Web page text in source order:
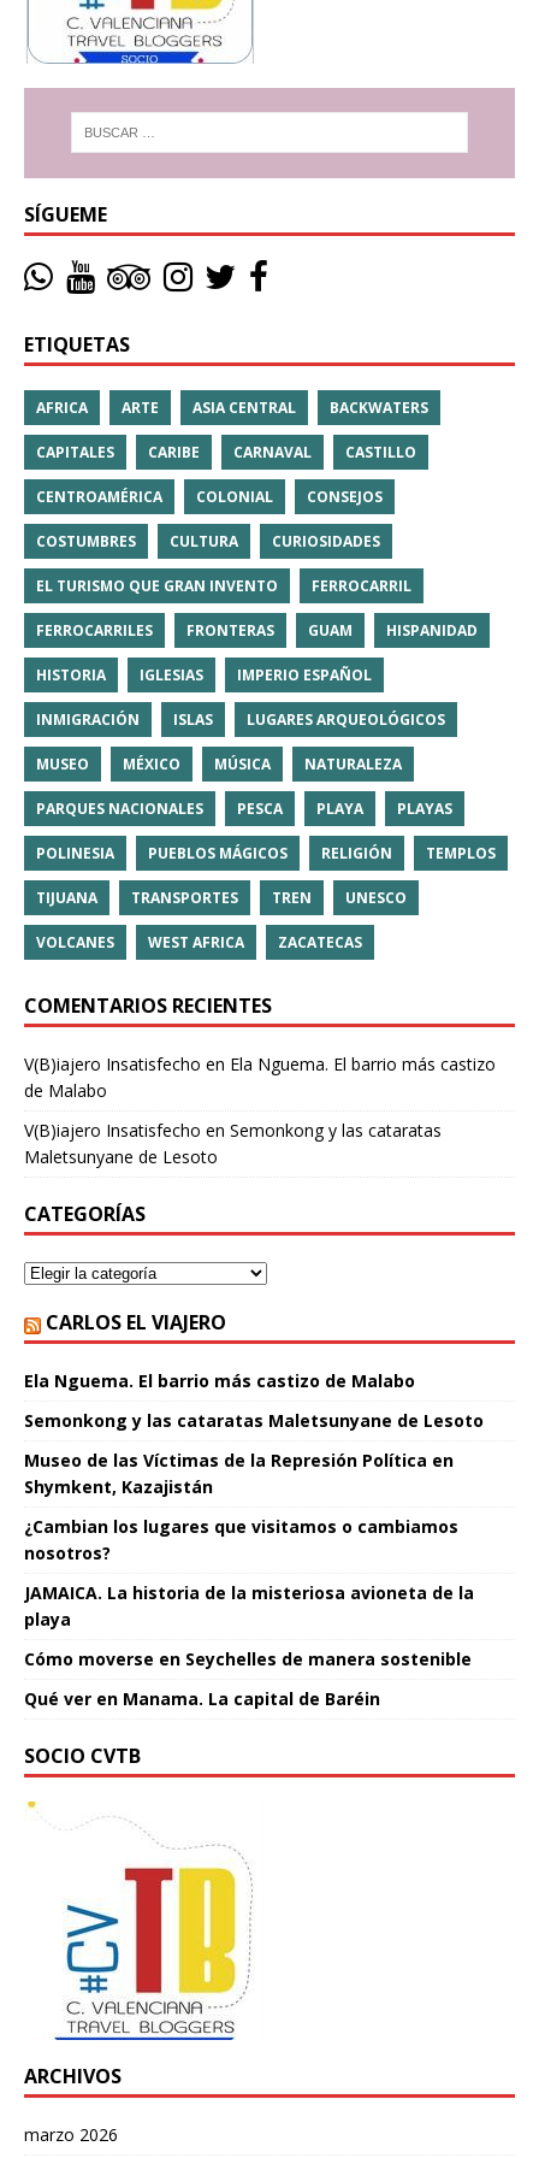
SÍGUEME
ETIQUETAS
AFRICA ARTE ASIA CENTRAL BACKWATERS
CAPITALES CARIBE CARNAVAL CASTILLO
CENTROAMÉRICA COLONIAL CONSEJOS
COSTUMBRES CULTURA CURIOSIDADES
EL TURISMO QUE GRAN INVENTO FERROCARRIL
FERROCARRILES FRONTERAS GUAM HISPANIDAD
HISTORIA IGLESIAS IMPERIO ESPAÑOL
INMIGRACIÓN ISLAS LUGARES ARQUEOLÓGICOS
MUSEO MÉXICO MÚSICA NATURALEZA
PARQUES NACIONALES PESCA PLAYA PLAYAS
POLINESIA PUEBLOS MÁGICOS RELIGIÓN TEMPLOS
TIJUANA TRANSPORTES TREN UNESCO
VOLCANES WEST AFRICA ZACATECAS
COMENTARIOS RECIENTES
V(B)iajero Insatisfecho en Ela Nguema. El barrio más castizo
de Malabo
V(B)iajero Insatisfecho en Semonkong y las cataratas
Maletsunyane de Lesoto
CATEGORÍAS
CARLOS EL VIAJERO
Ela Nguema. El barrio más castizo de Malabo
Semonkong y las cataratas Maletsunyane de Lesoto
Museo de las Víctimas de la Represión Política en
Shymkent, Kazajistán
¿Cambian los lugares que visitamos o cambiamos
nosotros?
JAMAICA. La historia de la misteriosa avioneta de la
playa
Cómo moverse en Seychelles de manera sostenible
Qué ver en Manama. La capital de Baréin
SOCIO CVTB
ARCHIVOS
marzo 2026